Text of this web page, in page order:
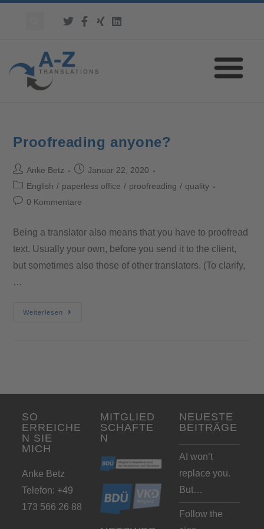
Proofreading anyone?
Anke Betz
Januar 22, 2020
English / paperless office / proofreading / quality
0 Kommentare
Being a translator also means that you have to proofread
text. Usually your own, before you send it to the client,
but sometimes also those of other translators. (To clarify,
…
Weiterlesen
SO
ERREICHE
N SIE
MICH
Anke Betz
Telefon: +49
173 566 26 88
MITGLIED
SCHAFTE
N
NEUESTE
BEITRÄGE
AI won’t
replace you.
But…
Follow the